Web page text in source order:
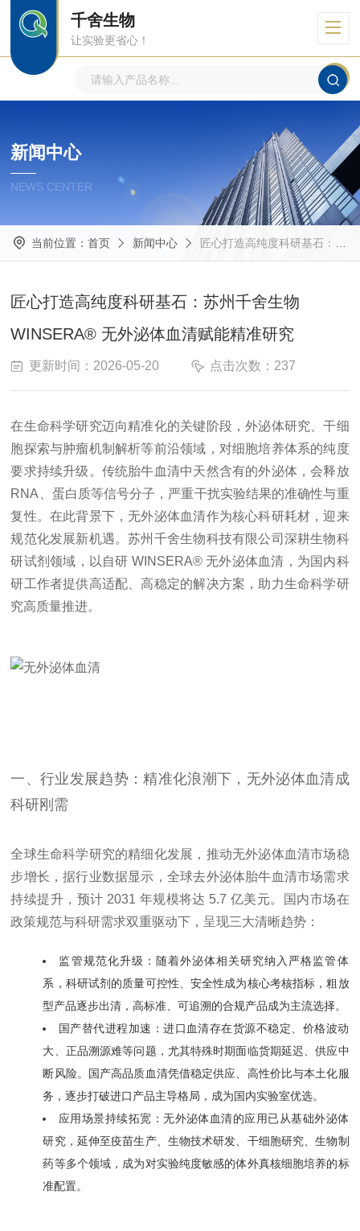
千舍生物
让实验更省心！
新闻中心
NEWS CENTER
当前位置： 首页 新闻中心 匠心打造高纯度科研基石：苏州千舍生物 WINSERA® 无外泌体血清赋能精准研究
匠心打造高纯度科研基石：苏州千舍生物
WINSERA® 无外泌体血清赋能精准研究
更新时间：2026-05-20 点击次数：237
在生命科学研究迈向精准化的关键阶段，外泌体研究、干细
胞探索与肿瘤机制解析等前沿领域，对细胞培养体系的纯度
要求持续升级。传统胎牛血清中天然含有的外泌体，会释放
RNA、蛋白质等信号分子，严重干扰实验结果的准确性与重
复性。在此背景下，无外泌体血清作为核心科研耗材，迎来
规范化发展新机遇。苏州千舍生物科技有限公司深耕生物科
研试剂领域，以自研 WINSERA® 无外泌体血清，为国内科
研工作者提供高适配、高稳定的解决方案，助力生命科学研
究高质量推进。
一、行业发展趋势：精准化浪潮下，无外泌体血清成
科研刚需
全球生命科学研究的精细化发展，推动无外泌体血清市场稳
步增长，据行业数据显示，全球去外泌体胎牛血清市场需求
持续提升，预计 2031 年规模将达 5.7 亿美元。国内市场在
政策规范与科研需求双重驱动下，呈现三大清晰趋势：
监管规范化升级：随着外泌体相关研究纳入严格监管体
系，科研试剂的质量可控性、安全性成为核心考核指标，粗放
型产品逐步出清，高标准、可追溯的合规产品成为主流选择。
国产替代进程加速：进口血清存在货源不稳定、价格波动
大、正品溯源难等问题，尤其特殊时期面临货期延迟、供应中
断风险。国产高品质血清凭借稳定供应、高性价比与本土化服
务，逐步打破进口产品主导格局，成为国内实验室优选。
应用场景持续拓宽：无外泌体血清的应用已从基础外泌体
研究，延伸至疫苗生产、生物技术研发、干细胞研究、生物制
药等多个领域，成为对实验纯度敏感的体外真核细胞培养的标
准配置。